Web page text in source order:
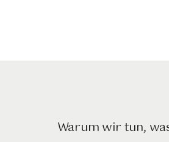
Warum wir tun,